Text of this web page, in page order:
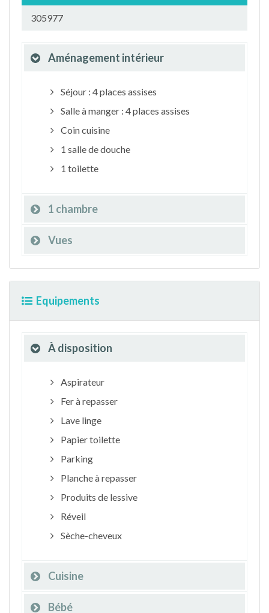
305977
Aménagement intérieur
Séjour : 4 places assises
Salle à manger : 4 places assises
Coin cuisine
1 salle de douche
1 toilette
1 chambre
Vues
Equipements
À disposition
Aspirateur
Fer à repasser
Lave linge
Papier toilette
Parking
Planche à repasser
Produits de lessive
Réveil
Sèche-cheveux
Cuisine
Bébé